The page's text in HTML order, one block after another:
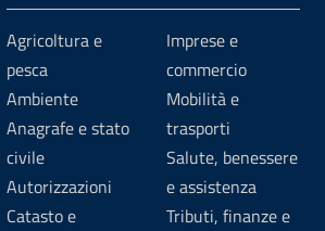
Agricoltura e
pesca
Ambiente
Anagrafe e stato
civile
Autorizzazioni
Catasto e
Imprese e
commercio
Mobilità e
trasporti
Salute, benessere
e assistenza
Tributi, finanze e